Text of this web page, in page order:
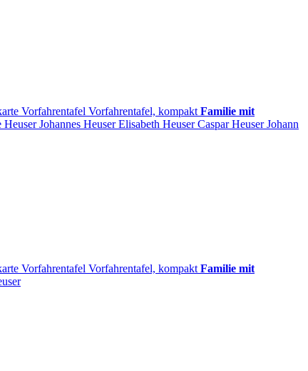
Vorfahrentafel Vorfahrentafel, kompakt Familie mit
Heuser Johannes Heuser Elisabeth Heuser CasparHeuser Johann
Vorfahrentafel Vorfahrentafel, kompakt Familie mit